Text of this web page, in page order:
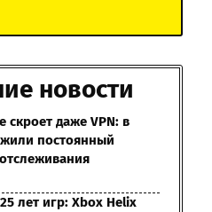
новости
скроет даже VPN: в
постоянный
лет игр: Xbox Helix